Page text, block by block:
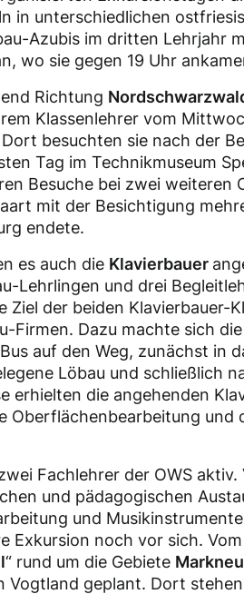
in unterschiedlichen
Azubis im dritten Lehrjahr
wo sie gegen 19 Uhr
Richtung
Klassenlehrer vom
besuchten sie nach der
Tag im Technikmuseum
Besuche bei zwei weiteren
mit der Besichtigung
endete.
es auch die Klavierbauer
Lehrlingen und drei
der beiden Klavierbauer-
Firmen. Dazu machte sich
auf den Weg, zunächst in
Löbau und schließlich
erhielten die angehenden
Oberflächenbearbeitung und
Fachlehrer der OWS
und pädagogischen
und
Exkursion noch vor sich.
“ rund um die Gebiete
Vogtland geplant. Dort